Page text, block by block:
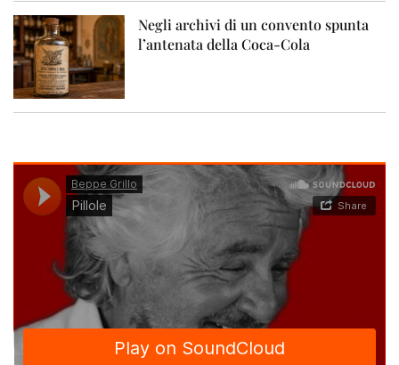
Negli archivi di un convento spunta
l’antenata della Coca-Cola